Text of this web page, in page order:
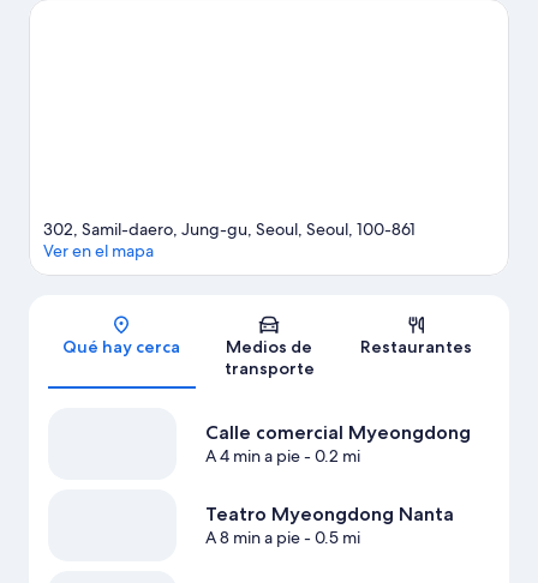
puntos de interés más conocidos del área incluyen Lotte World y
Sección del mapa
302, Samil-daero, Jung-gu, Seoul, Seoul, 100-861
Ver en el mapa
Qué hay cerca
Medios de
transporte
Restaurantes
Calle comercial Myeongdong
A 4 min a pie- 0.2 mi
Teatro Myeongdong Nanta
A 8 min a pie- 0.5 mi